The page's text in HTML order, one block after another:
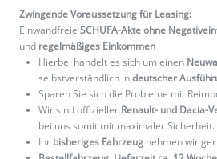
Zwingende Voraussetzung für Leasing:
Einwandfreie SCHUFA-Akte ohne
und regelmäßiges Einkommen
Hierbei handelt es sich um einen
selbstverständlich indeutscher
Sparen Sie sich die Probleme mit
Wir sind offizieller Renault- und Dacia-
bei uns somit mit maximaler Sicherheit.
Ihr bisheriges Fahrzeug nehmen wir